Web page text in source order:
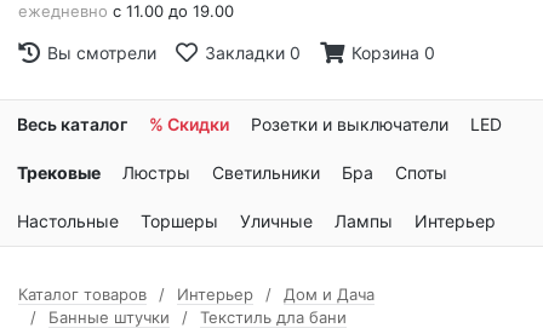
ежедневно с 11.00 до 19.00
Вы смотрели Закладки 0 Корзина 0
Весь каталог % Скидки Розетки и выключатели LED
Трековые Люстры Светильники Бра Споты
Настольные Торшеры Уличные Лампы Интерьер
Каталог товаров Интерьер
Дом и Дача
Банные штучки
Текстиль дла бани